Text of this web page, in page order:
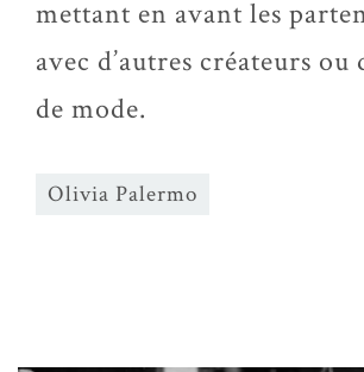
mettant en avant les
avec d’autres créateurs ou
de mode.
Olivia Palermo